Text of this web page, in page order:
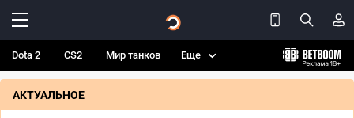
Dota 2 CS2 Мир танков Еще
АКТУАЛЬНОЕ